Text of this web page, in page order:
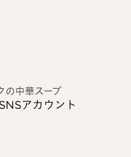
アカウント
の中華スープ